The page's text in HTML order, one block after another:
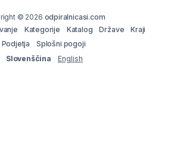
© 2026 odpiralnicasi.com
Kategorije Katalog Države
Kraji
Podjetja
Splošni pogoji
Slovenščina
English